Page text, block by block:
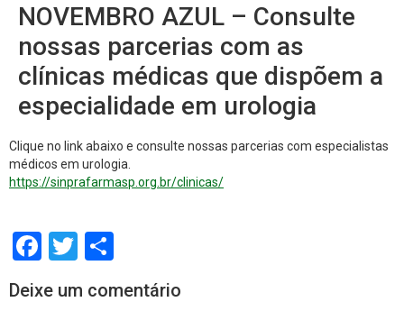
NOVEMBRO AZUL – Consulte
nossas parcerias com as
clínicas médicas que dispõem a
especialidade em urologia
Clique no link abaixo e consulte nossas parcerias com especialistas
médicos em urologia.
https://sinprafarmasp.org.br/clinicas/
Facebook
Twitter
Deixe um comentário